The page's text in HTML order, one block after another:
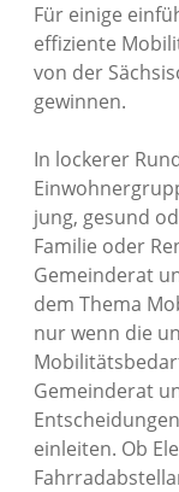
Für einige
effiziente
von der
gewinnen.
In lockerer
jung, gesund
Familie oder
Gemeinderat
dem Thema
nur wenn die
Gemeinderat
einleiten. Ob